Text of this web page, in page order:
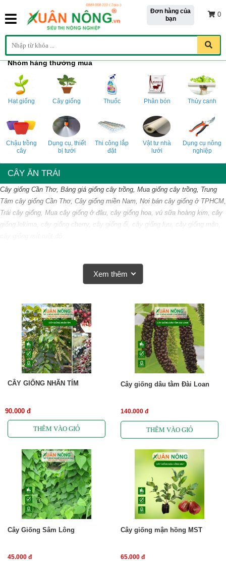
Đơn hàng của
bạn
0
Nhóm hàng thường mua
Hạt giống Cây giống Thuốc Phân bón Thủy canh
Chậu trồng
cây
Dụng cụ, thiết
bị tưới
Thi công lắp
đặt
Vật tư nhà
lưới
Dụng cụ nông
nghiệp
CÂY ĂN TRÁI
Cây giống Cần Thơ, Bảng giá giống cây trồng, Mua giống cây trồng, Trung
Tâm cây giống Cần Thơ, Cây giống miền Nam, Nơi bán cây giống ở TPHCM,
Trái cây giống, Mua cây giống ở đâu, cây giống hoa, vú sữa hoàng kim, cây
giống lekima, cây giống cherry, cây giống ổi, cây giống lựu, cây giống mận,
Xem thêm
CÂY GIỐNG NHÃN TÍM
90.000 đ
Cây giống dâu tằm Đài Loan
140.000 đ
Cây Giống Sâm Lông
45.000 đ
Cây giống mận hồng MST
65.000 đ